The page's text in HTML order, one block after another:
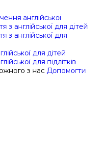
англійської
з англійської для дітей
з англійської для
для дітей
для підлітків
з нас Допомогти